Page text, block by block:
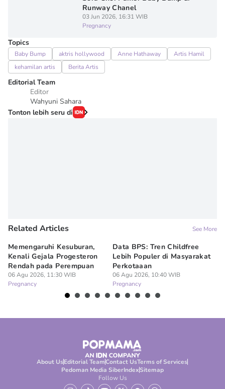
Runway Chanel
03 Jun 2026, 16:31 WIB
Pregnancy
Topics
Baby Bump aktris hollywood Anne Hathaway
Artis Hamil
kehamilan artis
Berita Artis
Editorial Team
Editor
Wahyuni Sahara
Tonton lebih seru di
Related Articles See More
Memengaruhi Kesuburan,
Kenali Gejala Progesteron
Rendah pada Perempuan
06 Agu 2026, 11:30 WIB
Pregnancy
Data BPS: Tren Childfree
Lebih Populer di Masyarakat
Perkotaaan
06 Agu 2026, 10:40 WIB
Pregnancy
About UsEditorial TeamContact UsTerms of Services
Pedoman Media SiberIndexSitemap
Follow Us